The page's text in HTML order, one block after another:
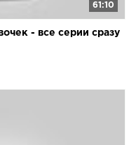
61:10
- все серии сразу